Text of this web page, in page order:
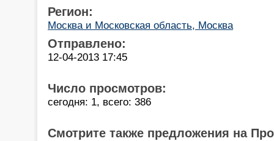
Регион:
Москва и Московская область, Москва
Отправлено:
12-04-2013 17:45
Число просмотров:
сегодня: 1, всего: 386
Смотрите также предложения на